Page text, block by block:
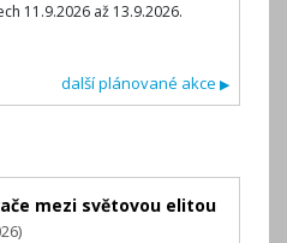
11.9.2026 až 13.9.2026.
další plánované akce ▶
mezi světovou elitou